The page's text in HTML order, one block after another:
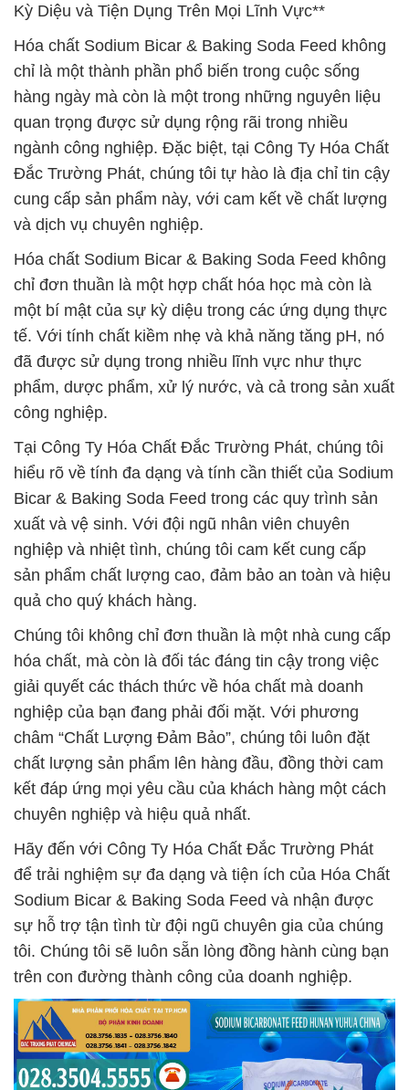
Kỳ Diệu và Tiện Dụng Trên Mọi Lĩnh Vực**
Hóa chất Sodium Bicar & Baking Soda Feed không
chỉ là một thành phần phổ biến trong cuộc sống
hàng ngày mà còn là một trong những nguyên liệu
quan trọng được sử dụng rộng rãi trong nhiều
ngành công nghiệp. Đặc biệt, tại Công Ty Hóa Chất
Đắc Trường Phát, chúng tôi tự hào là địa chỉ tin cậy
cung cấp sản phẩm này, với cam kết về chất lượng
và dịch vụ chuyên nghiệp.
Hóa chất Sodium Bicar & Baking Soda Feed không
chỉ đơn thuần là một hợp chất hóa học mà còn là
một bí mật của sự kỳ diệu trong các ứng dụng thực
tế. Với tính chất kiềm nhẹ và khả năng tăng pH, nó
đã được sử dụng trong nhiều lĩnh vực như thực
phẩm, dược phẩm, xử lý nước, và cả trong sản xuất
công nghiệp.
Tại Công Ty Hóa Chất Đắc Trường Phát, chúng tôi
hiểu rõ về tính đa dạng và tính cần thiết của Sodium
Bicar & Baking Soda Feed trong các quy trình sản
xuất và vệ sinh. Với đội ngũ nhân viên chuyên
nghiệp và nhiệt tình, chúng tôi cam kết cung cấp
sản phẩm chất lượng cao, đảm bảo an toàn và hiệu
quả cho quý khách hàng.
Chúng tôi không chỉ đơn thuần là một nhà cung cấp
hóa chất, mà còn là đối tác đáng tin cậy trong việc
giải quyết các thách thức về hóa chất mà doanh
nghiệp của bạn đang phải đối mặt. Với phương
châm “Chất Lượng Đảm Bảo”, chúng tôi luôn đặt
chất lượng sản phẩm lên hàng đầu, đồng thời cam
kết đáp ứng mọi yêu cầu của khách hàng một cách
chuyên nghiệp và hiệu quả nhất.
Hãy đến với Công Ty Hóa Chất Đắc Trường Phát
để trải nghiệm sự đa dạng và tiện ích của Hóa Chất
Sodium Bicar & Baking Soda Feed và nhận được
sự hỗ trợ tận tình từ đội ngũ chuyên gia của chúng
tôi. Chúng tôi sẽ luôn sẵn lòng đồng hành cùng bạn
trên con đường thành công của doanh nghiệp.